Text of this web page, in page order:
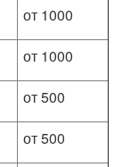
от 1000
от 1000
от 500
от 500